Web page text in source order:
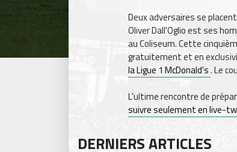
Deux adversaires se
Oliver Dall'Oglio est ses
au Coliseum. Cette
gratuitement et en
la Ligue 1 McDonald's. Le
L'ultime rencontre de
suivre seulement en live-
DERNIERS ARTICLES